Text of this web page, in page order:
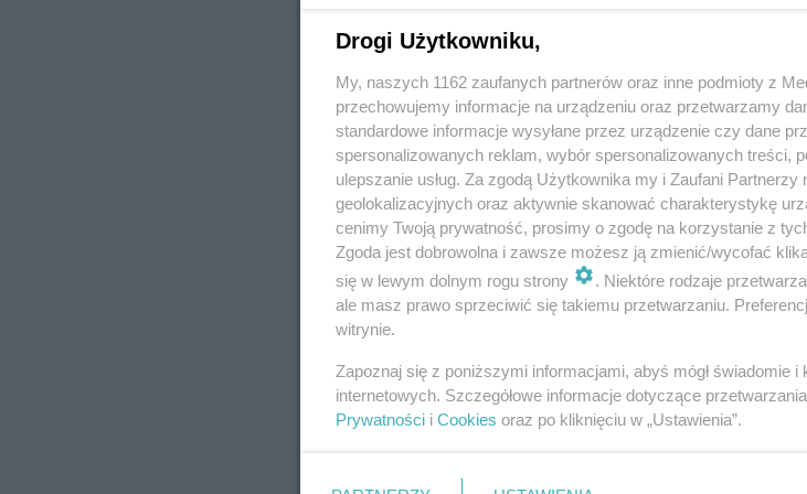
REKLAMA
Drogi Użytkowniku,
My, naszych 1162 zaufanych partnerów oraz inne podmioty z
przechowujemy informacje na urządzeniu oraz przetwarzamy
standardowe informacje wysyłane przez urządzenie czy dane
spersonalizowanych reklam, wybór spersonalizowanych treści,
ulepszanie usług. Za zgodą Użytkownika my i Zaufani
geolokalizacyjnych oraz aktywnie skanować charakterystykę
cenimy Twoją prywatność, prosimy o zgodę na korzystanie z
Zgoda jest dobrowolna i zawsze możesz ją zmienić/wycofać
się w lewym dolnym rogu strony
. Niektóre rodzaje
ale masz prawo sprzeciwić się takiemu przetwarzaniu.
witrynie.
Zapoznaj się z poniższymi informacjami, abyś mógł świadomie
internetowych. Szczegółowe informacje dotyczące
Prywatności i Cookies oraz po kliknięciu w „Ustawienia”.